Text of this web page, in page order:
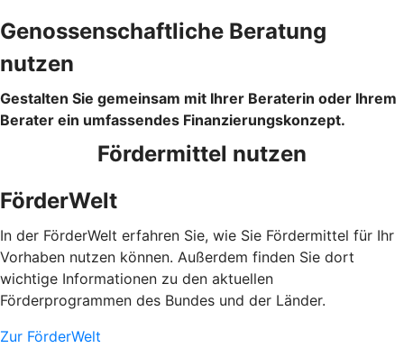
Genossenschaftliche Beratung
nutzen
Gestalten Sie gemeinsam mit Ihrer Beraterin oder Ihrem
Berater ein umfassendes Finanzierungskonzept.
Fördermittel nutzen
FörderWelt
In der FörderWelt erfahren Sie, wie Sie Fördermittel für Ihr
Vorhaben nutzen können. Außerdem finden Sie dort
wichtige Informationen zu den aktuellen
Förderprogrammen des Bundes und der Länder.
Zur FörderWelt